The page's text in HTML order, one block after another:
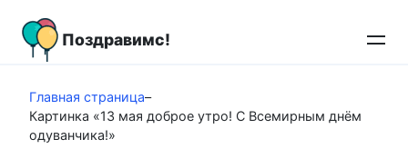
контенту
Поздравимс!
Главная страница–
Картинка «13 мая доброе утро! С Всемирным днём
одуванчика!»